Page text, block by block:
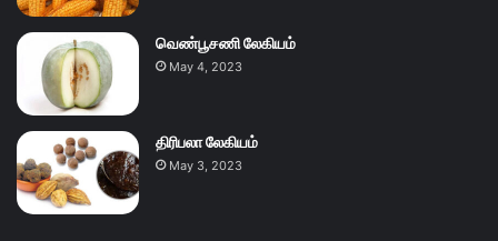
வெண்பூசணி லேகியம்
May 4, 2023
திரிபலா லேகியம்
May 3, 2023